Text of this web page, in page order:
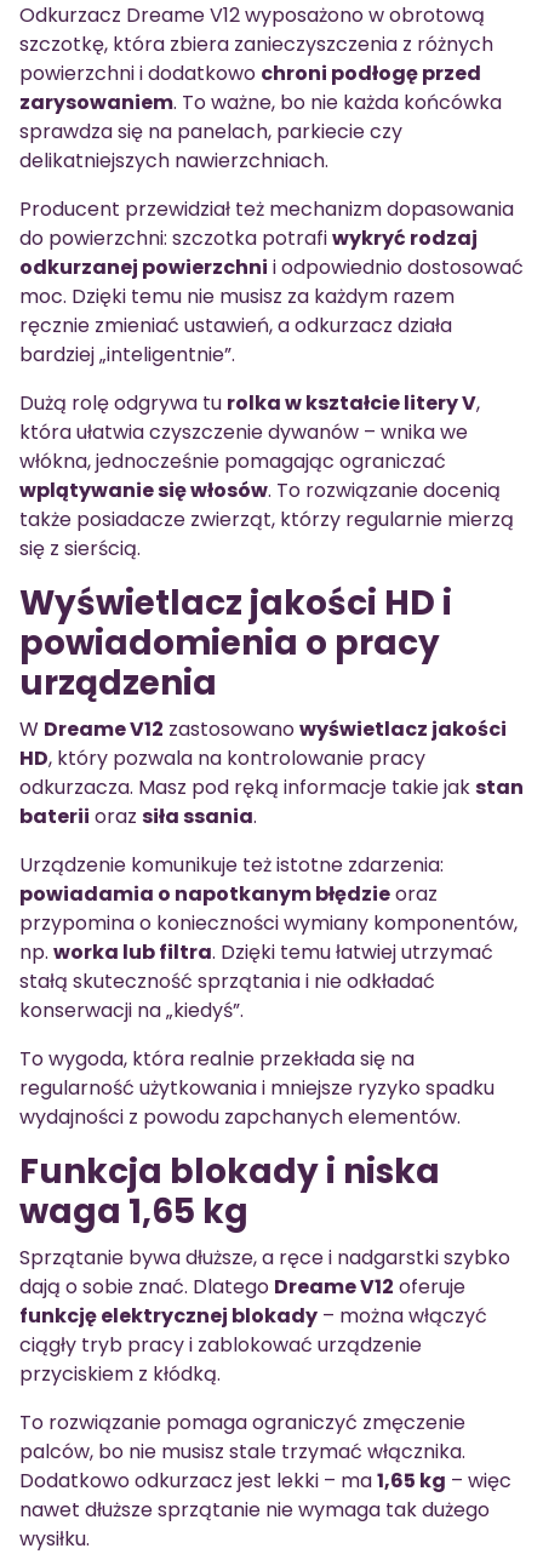
Odkurzacz Dreame V12 wyposażono w obrotową
szczotkę, która zbiera zanieczyszczenia z różnych
powierzchni i dodatkowo chroni podłogę przed
zarysowaniem. To ważne, bo nie każda końcówka
sprawdza się na panelach, parkiecie czy
delikatniejszych nawierzchniach.
Producent przewidział też mechanizm dopasowania
do powierzchni: szczotka potrafiwykryć rodzaj
odkurzanej powierzchni i odpowiednio dostosować
moc. Dzięki temu nie musisz za każdym razem
ręcznie zmieniać ustawień, a odkurzacz działa
bardziej „inteligentnie”.
Dużą rolę odgrywa tu rolka w kształcie litery V,
która ułatwia czyszczenie dywanów – wnika we
włókna, jednocześnie pomagając ograniczać
wplątywanie się włosów. To rozwiązanie docenią
także posiadacze zwierząt, którzy regularnie mierzą
się z sierścią.
Wyświetlacz jakości HD i
powiadomienia o pracy
urządzenia
W Dreame V12 zastosowanowyświetlacz jakości
HD, który pozwala na kontrolowanie pracy
odkurzacza. Masz pod ręką informacje takie jakstan
baterii oraz siła ssania.
Urządzenie komunikuje też istotne zdarzenia:
powiadamia o napotkanym błędzieoraz
przypomina o konieczności wymiany komponentów,
np. worka lub filtra. Dzięki temu łatwiej utrzymać
stałą skuteczność sprzątania i nie odkładać
konserwacji na „kiedyś”.
To wygoda, która realnie przekłada się na
regularność użytkowania i mniejsze ryzyko spadku
wydajności z powodu zapchanych elementów.
Funkcja blokady i niska
waga 1,65 kg
Sprzątanie bywa dłuższe, a ręce i nadgarstki szybko
dają o sobie znać. Dlatego Dreame V12 oferuje
funkcję elektrycznej blokady – można włączyć
ciągły tryb pracy i zablokować urządzenie
przyciskiem z kłódką.
To rozwiązanie pomaga ograniczyć zmęczenie
palców, bo nie musisz stale trzymać włącznika.
Dodatkowo odkurzacz jest lekki – ma1,65 kg – więc
nawet dłuższe sprzątanie nie wymaga tak dużego
wysiłku.